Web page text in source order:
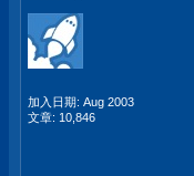
加入日期: Aug 2003
文章: 10,846